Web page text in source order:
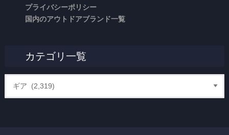
プライバシーポリシー
国内のアウトドアブランド一覧
カテゴリ一覧